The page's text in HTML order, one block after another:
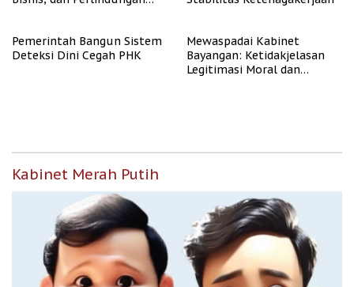
Pemerintah Bangun Sistem
Deteksi Dini Cegah PHK
Mewaspadai Kabinet
Bayangan: Ketidakjelasan
Legitimasi Moral dan
Kabinet Merah Putih